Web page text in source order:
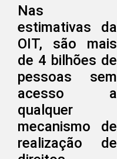
Nas
estimativas da
OIT, são mais
de 4 bilhões de
pessoas sem
acesso a
qualquer
mecanismo de
realização de